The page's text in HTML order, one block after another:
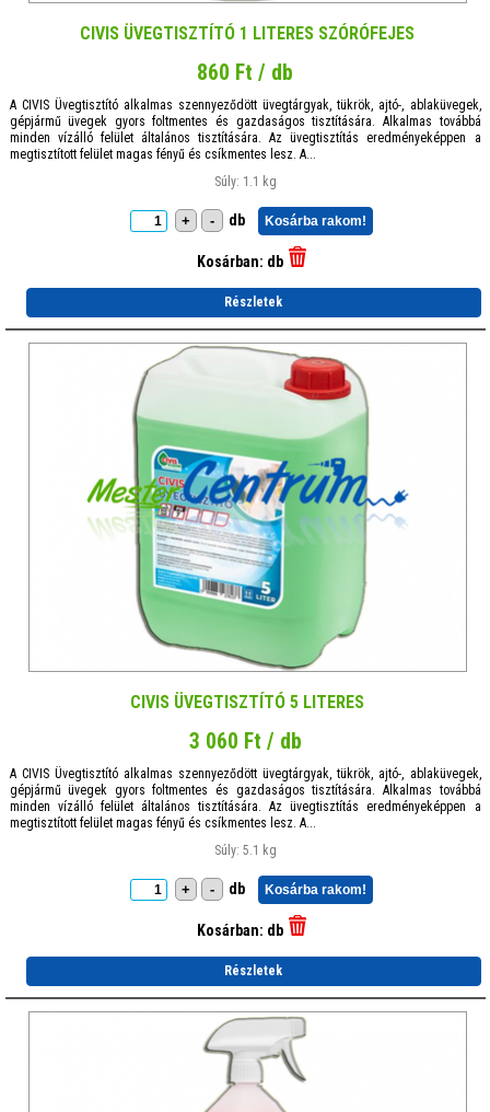
CIVIS ÜVEGTISZTÍTÓ 1 LITERES SZÓRÓFEJES
860 Ft / db
A CIVIS Üvegtisztító alkalmas szennyeződött üvegtárgyak, tükrök, ajtó-, ablaküvegek,
gépjármű üvegek gyors foltmentes és gazdaságos tisztítására. Alkalmas továbbá
minden vízálló felület általános tisztítására. Az üvegtisztítás eredményeképpen a
megtisztított felület magas fényű és csíkmentes lesz. A...
Súly: 1.1 kg
+ - db Kosárba rakom!
Kosárban: db
Részletek
CIVIS ÜVEGTISZTÍTÓ 5 LITERES
3 060 Ft / db
A CIVIS Üvegtisztító alkalmas szennyeződött üvegtárgyak, tükrök, ajtó-, ablaküvegek,
gépjármű üvegek gyors foltmentes és gazdaságos tisztítására. Alkalmas továbbá
minden vízálló felület általános tisztítására. Az üvegtisztítás eredményeképpen a
megtisztított felület magas fényű és csíkmentes lesz. A...
Súly: 5.1 kg
+ - db Kosárba rakom!
Kosárban: db
Részletek